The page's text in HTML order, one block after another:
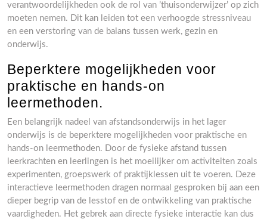
verantwoordelijkheden ook de rol van ’thuisonderwijzer’ op zich
moeten nemen. Dit kan leiden tot een verhoogde stressniveau
en een verstoring van de balans tussen werk, gezin en
onderwijs.
Beperktere mogelijkheden voor
praktische en hands-on
leermethoden.
Een belangrijk nadeel van afstandsonderwijs in het lager
onderwijs is de beperktere mogelijkheden voor praktische en
hands-on leermethoden. Door de fysieke afstand tussen
leerkrachten en leerlingen is het moeilijker om activiteiten zoals
experimenten, groepswerk of praktijklessen uit te voeren. Deze
interactieve leermethoden dragen normaal gesproken bij aan een
dieper begrip van de lesstof en de ontwikkeling van praktische
vaardigheden. Het gebrek aan directe fysieke interactie kan dus